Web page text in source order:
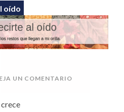
oído
UN COMENTARIO